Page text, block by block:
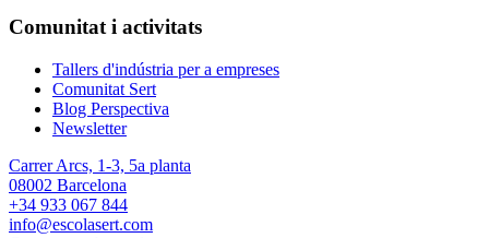
Comunitat i activitats
Tallers d'indústria per a empreses
Comunitat Sert
Blog Perspectiva
Newsletter
Carrer Arcs, 1-3, 5a planta
08002 Barcelona
+34 933 067 844
info@escolasert.com